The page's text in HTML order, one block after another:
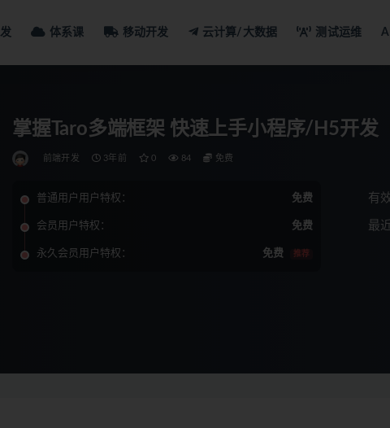
体系课 移动开发 云计算/大数据 测试运维 AI
掌握Taro多端框架 快速上手小程序/H5开发
前端开发 3年前 0 84 免费
普通用户用户特权： 免费
会员用户特权： 免费
永久会员用户特权： 免费 推荐
有
最